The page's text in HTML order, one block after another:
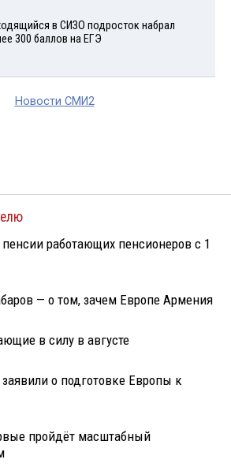
в СИЗО подросток набрал
300 баллов на ЕГЭ
Новости СМИ2
работающих пенсионеров с 1
— о том, зачем Европе Армения
в силу в августе
о подготовке Европы к
пройдёт масштабный